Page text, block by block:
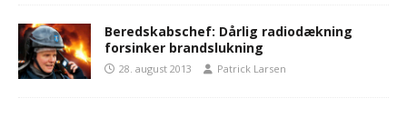
Beredskabschef: Dårlig radiodækning
forsinker brandslukning
28. august 2013 Patrick Larsen